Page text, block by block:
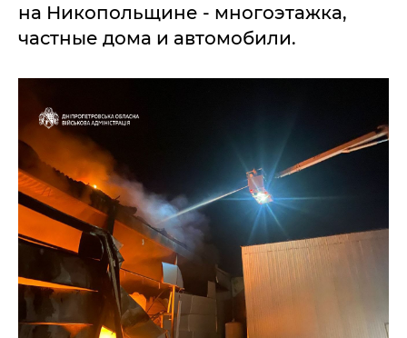
на Никопольщине - многоэтажка,
частные дома и автомобили.